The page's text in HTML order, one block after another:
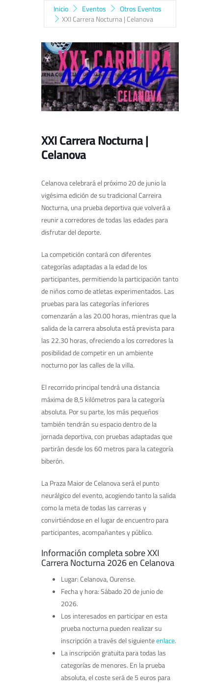
Inicio Eventos
Otros Eventos
XXI Carrera Nocturna | Celanova
XXI Carrera Nocturna |
Celanova
Celanova celebrará el próximo 20 de junio la
vigésima edición de su tradicional Carreira
Nocturna, una prueba deportiva que volverá a
reunir a corredores de todas las edades para
disfrutar del deporte.
La competición contará con diferentes
categorías adaptadas a la edad de los
participantes, permitiendo la participación tanto
de niños como de atletas experimentados. Las
pruebas para las categorías inferiores
comenzarán a las 20.00 horas, mientras que la
salida de la carrera absoluta está prevista para
las 22.30 horas, ofreciendo a los corredores la
posibilidad de competir en un ambiente
nocturno por las calles de la villa.
El recorrido principal tendrá una distancia
máxima de 8,5 kilómetros para la categoría
absoluta. Por su parte, los más pequeños
también tendrán su espacio dentro de la
jornada deportiva, con pruebas adaptadas que
partirán desde los 60 metros para la categoría
biberón.
La Praza Maior de Celanova será el punto
neurálgico del evento, acogiendo tanto la salida
como la meta de todas las carreras y
convirtiéndose en el lugar de encuentro para
participantes, acompañantes y público.
Información completa sobre XXI
Carrera Nocturna 2026 en Celanova
Lugar: Celanova, Ourense.
Fecha y hora: Sábado 20 de junio de
2026.
Los interesados en participar en esta
prueba nocturna pueden realizar su
inscripción a través del siguienteenlace.
La inscripción gratuita para todas las
categorías de menores. En la prueba
absoluta, el coste será de 5 euros para